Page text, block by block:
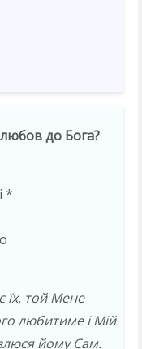
до Бога?
*
їх, той Мене
любитиме і Мій
йому Сам.